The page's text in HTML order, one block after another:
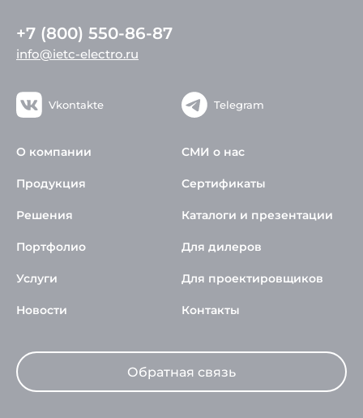
+7 (800) 550-86-87
info@ietc-electro.ru
Vkontakte Telegram
О компании
Продукция
Решения
Портфолио
Услуги
Новости
СМИ о нас
Сертификаты
Каталоги и презентации
Для дилеров
Для проектировщиков
Контакты
Обратная связь